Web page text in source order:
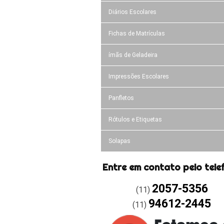
Diários Escolares
Fichas de Matrículas
ímãs de Geladeira
Impressões Escolares
Panfletos
Rótulos e Etiquetas
Solapas
Entre em contato pelo
(11) 2057-5356
(11) 94612-2445